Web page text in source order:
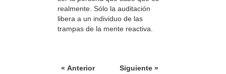
realmente. Sólo la auditación
libera a un individuo de las
trampas de la mente reactiva.
« Anterior Siguiente »